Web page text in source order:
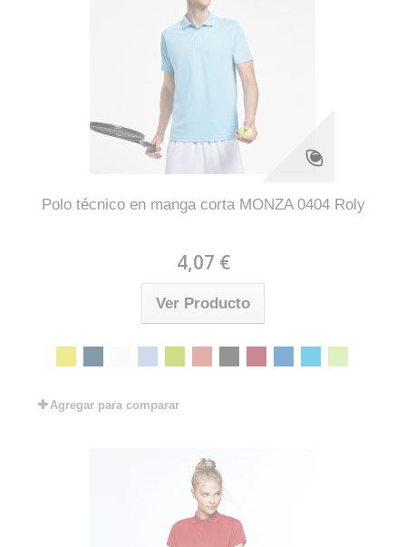
Polo técnico en manga corta MONZA 0404 Roly
4,07 €
Ver Producto
Agregar para comparar